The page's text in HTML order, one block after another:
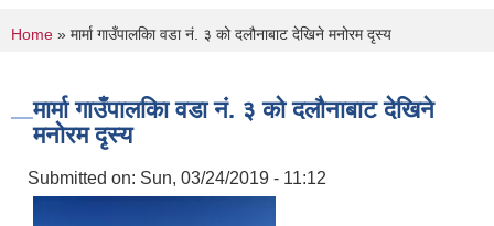
You are here
Home » मार्मा गाउँपालकिा वडा नं. ३ को दलौनाबाट देखिने मनोरम दृस्य
मार्मा गाउँपालकिा वडा नं. ३ को दलौनाबाट देखिने
मनोरम दृस्य
Submitted on: Sun, 03/24/2019 - 11:12